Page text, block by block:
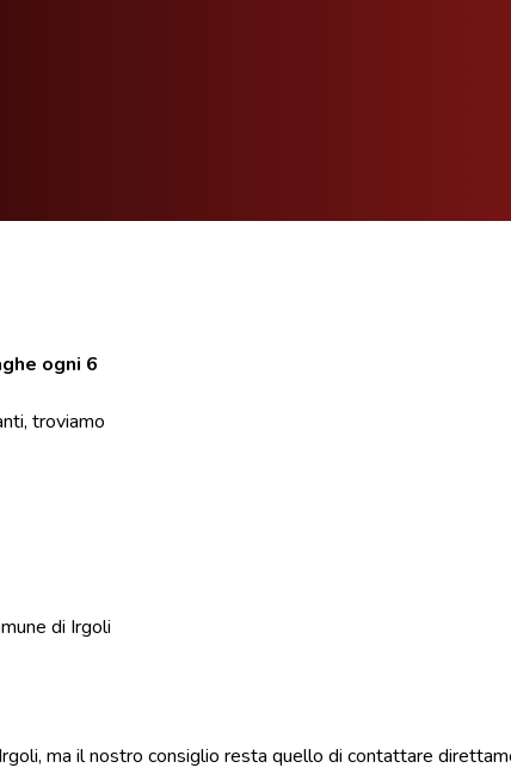
ogni 6
troviamo
di Irgoli
ma il nostro consiglio resta quello di contattare